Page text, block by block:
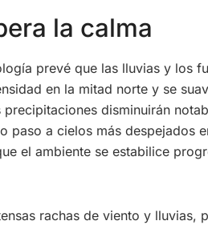
la calma
prevé que las lluvias y los
en la mitad norte y se
disminuirán
paso a cielos más despejados
el ambiente se estabilice
rachas de viento y